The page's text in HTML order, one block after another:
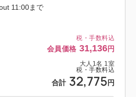
税・手数料込
会員価格 31,136円
大人 1名 1室
税・手数料込
合計 32,775 円
11:00まで